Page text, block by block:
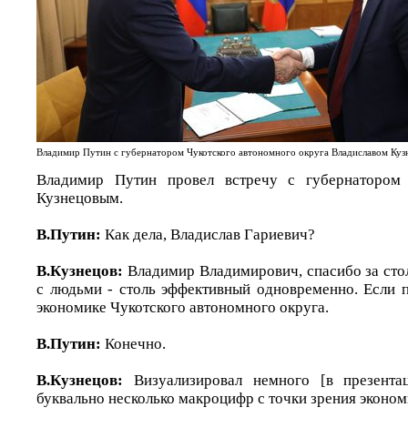
Владимир Путин с губернатором Чукотского автономного округа Владиславом
Владимир Путин провел встречу с губернатором
Кузнецовым.
В.Путин: Как дела, Владислав Гариевич?
В.Кузнецов: Владимир Владимирович, спасибо за
с людьми - столь эффективный одновременно. Если
экономике Чукотского автономного округа.
В.Путин: Конечно.
В.Кузнецов: Визуализировал немного [в
буквально несколько макроцифр с точки зрения